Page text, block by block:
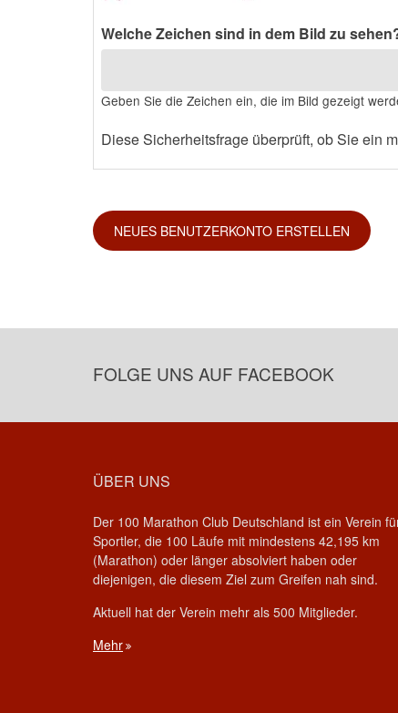
Welche Zeichen sind in dem Bild zu
Geben Sie die Zeichen ein, die im Bild gezeigt
Diese Sicherheitsfrage überprüft, ob Sie ein
FOLGE UNS AUF FACEBOOK
ÜBER UNS
Der 100 Marathon Club Deutschland ist ein Verein
Sportler, die 100 Läufe mit mindestens 42,195 km
(Marathon) oder länger absolviert haben oder
diejenigen, die diesem Ziel zum Greifen nah sind.
Aktuell hat der Verein mehr als 500 Mitglieder.
Mehr